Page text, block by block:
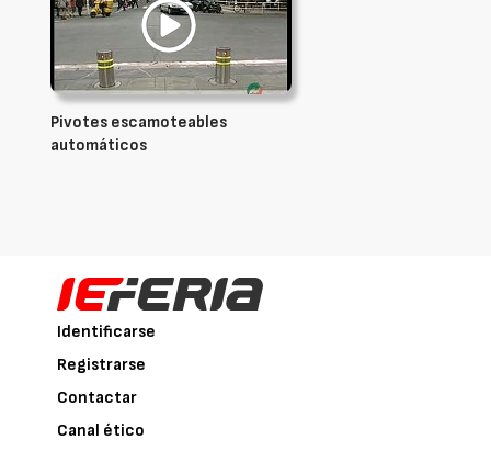
Pivotes escamoteables
automáticos
Identificarse
Registrarse
Contactar
Canal ético